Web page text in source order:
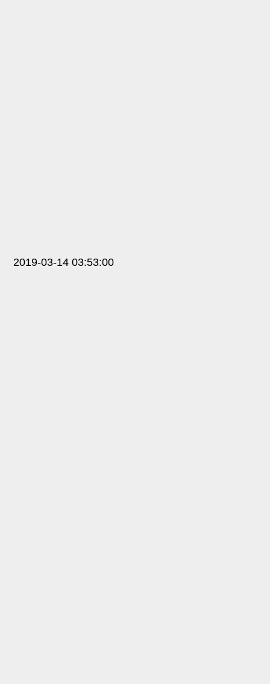
2019-03-14 03:53:00